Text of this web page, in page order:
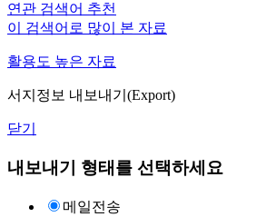
연관 검색어 추천
이 검색어로 많이 본 자료
활용도 높은 자료
서지정보 내보내기(Export)
닫기
내보내기 형태를 선택하세요
메일전송